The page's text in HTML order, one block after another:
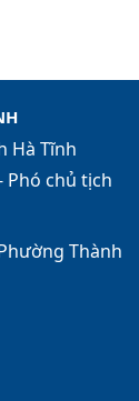
Hà Tĩnh
Phó chủ tịch
Thành